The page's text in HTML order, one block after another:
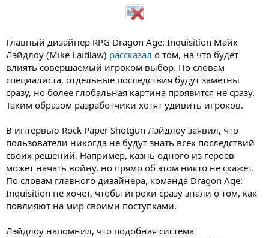
Главный дизайнер RPG Dragon Age: Inquisition Майк
Лэйдлоу (Mike Laidlaw) рассказал о том, на что будет
влиять совершаемый игроком выбор. По словам
специалиста, отдельные последствия будут заметны
сразу, но более глобальная картина проявится не сразу.
Таким образом разработчики хотят удивить игроков.
В интервью Rock Paper Shotgun Лэйдлоу заявил, что
пользователи никогда не будут знать всех последствий
своих решений. Например, казнь одного из героев
может начать войну, но прямо об этом никто не скажет.
По словам главного дизайнера, команда Dragon Age:
Inquisition не хочет, чтобы игроки сразу знали о том, как
повлияют на мир своими поступками.
Лэйдлоу напомнил, что подобная система